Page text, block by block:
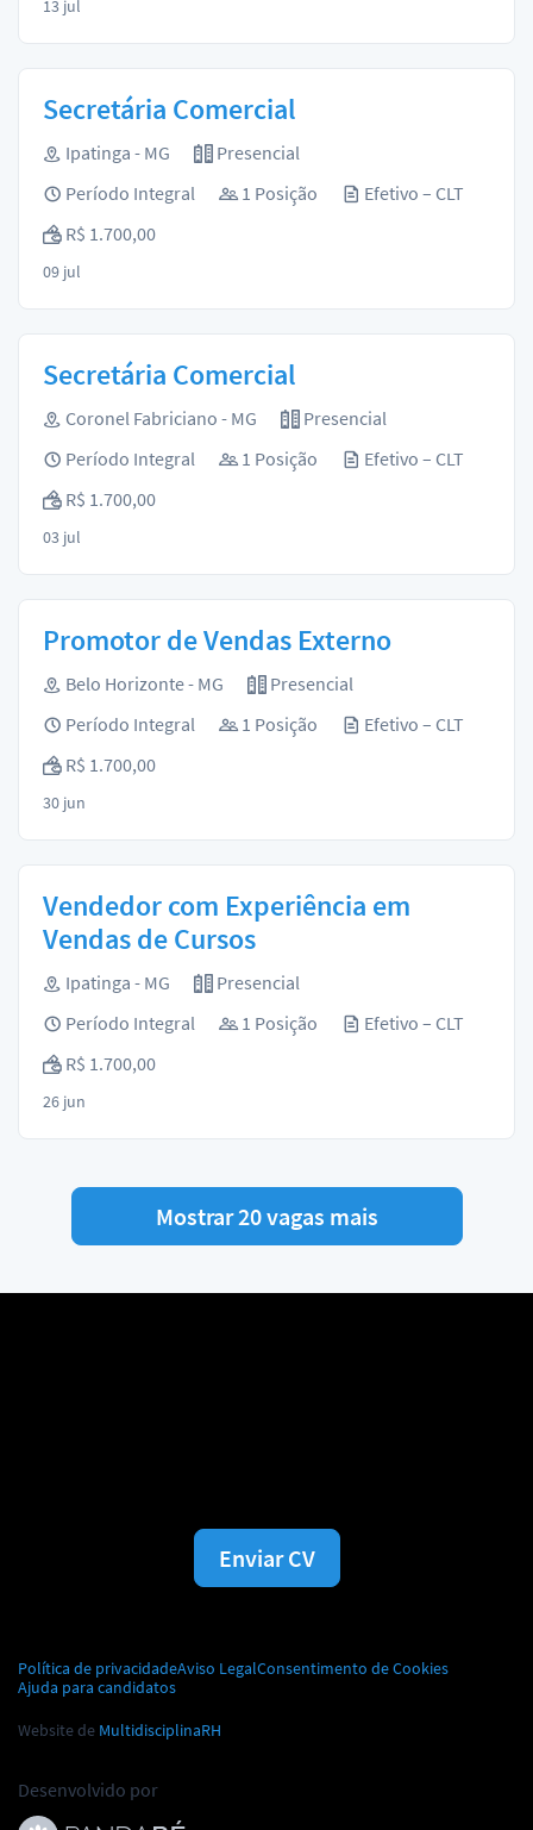
13 jul
Secretária Comercial
Ipatinga - MG
Presencial
Período Integral
1 Posição
Efetivo – CLT
R$ 1.700,00
09 jul
Secretária Comercial
Coronel Fabriciano - MG
Presencial
Período Integral
1 Posição
Efetivo – CLT
R$ 1.700,00
03 jul
Promotor de Vendas Externo
Belo Horizonte - MG
Presencial
Período Integral
1 Posição
Efetivo – CLT
R$ 1.700,00
30 jun
Vendedor com Experiência em
Vendas de Cursos
Ipatinga - MG
Presencial
Período Integral
1 Posição
Efetivo – CLT
R$ 1.700,00
26 jun
Mostrar 20 vagas mais
Enviar CV
Política de privacidadeAviso LegalConsentimento de Cookies
Ajuda para candidatos
Website de MultidisciplinaRH
Desenvolvido por